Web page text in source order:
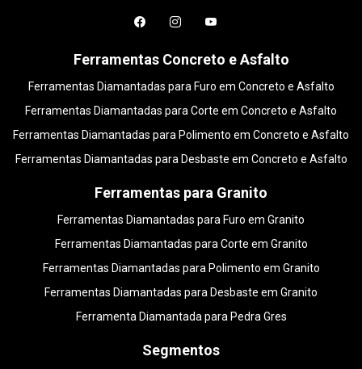
Ferramentas Concreto e Asfalto
Ferramentas Diamantadas para Furo em Concreto e Asfalto
Ferramentas Diamantadas para Corte em Concreto e Asfalto
Ferramentas Diamantadas para Polimento em Concreto e Asfalto
Ferramentas Diamantadas para Desbaste em Concreto e Asfalto
Ferramentas para Granito
Ferramentas Diamantadas para Furo em Granito
Ferramentas Diamantadas para Corte em Granito
Ferramentas Diamantadas para Polimento em Granito
Ferramentas Diamantadas para Desbaste em Granito
Ferramenta Diamantada para Pedra Gres
Segmentos